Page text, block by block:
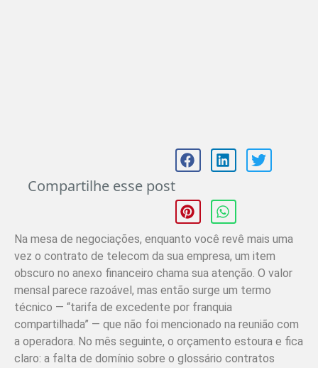
Compartilhe esse post
Na mesa de negociações, enquanto você revê mais uma
vez o contrato de telecom da sua empresa, um item
obscuro no anexo financeiro chama sua atenção. O valor
mensal parece razoável, mas então surge um termo
técnico — “tarifa de excedente por franquia
compartilhada” — que não foi mencionado na reunião com
a operadora. No mês seguinte, o orçamento estoura e fica
claro: a falta de domínio sobre o glossário contratos